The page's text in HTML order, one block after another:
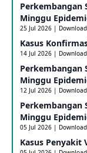
Update
Uganda
Outbreak
Perkembangan
Minggu
25 Jul 2026 |
Kasus
14 Jul 2026 |
Perkembangan
Minggu
12 Jul 2026 |
Perkembangan
Minggu
05 Jul 2026 |
Kasus Penyakit